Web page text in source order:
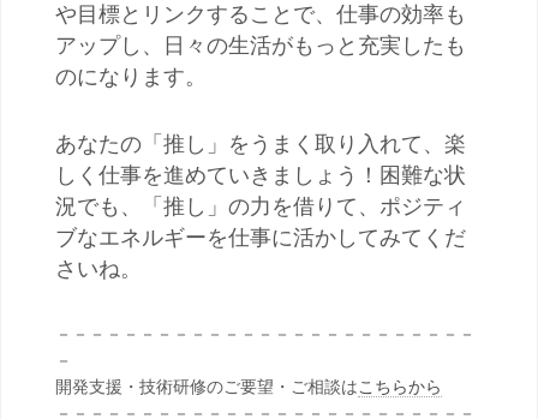
や目標とリンクすることで、仕事の効率も
アップし、日々の生活がもっと充実したも
のになります。
あなたの「推し」をうまく取り入れて、楽
しく仕事を進めていきましょう！困難な状
況でも、「推し」の力を借りて、ポジティ
ブなエネルギーを仕事に活かしてみてくだ
さいね。
－－－－－－－－－－－－－－－－－－－－－－－－－
－
開発支援・技術研修のご要望・ご相談はこちらから
－－－－－－－－－－－－－－－－－－－－－－－－－